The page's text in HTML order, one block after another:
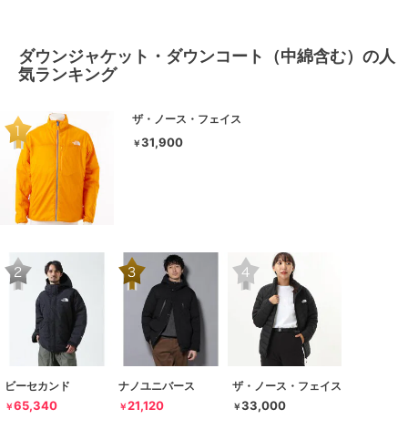
ダウンジャケット・ダウンコート（中綿含む）の人
気ランキング
ザ・ノース・フェイス
￥31,900
ビーセカンド
￥65,340
ナノユニバース
￥21,120
ザ・ノース・フェイス
￥33,000